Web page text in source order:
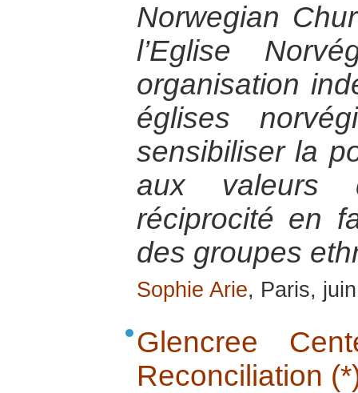
Norwegian
l’Eglise
organisation
églises
sensibiliser la
aux
réciprocité en
des groupes
Sophie Arie, Paris,
Glencree
Reconciliation